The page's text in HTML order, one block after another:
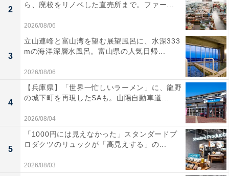
2
ら、廃校をリノベした直売所まで。ファー...
2026/08/06
3
立山連峰と富山湾を望む展望風呂に、水深333
mの海洋深層水風呂。富山県の人気日帰...
2026/08/06
4
【兵庫県】「世界一忙しいラーメン」に、龍野
の城下町を再現したSAも。山陽自動車道...
2026/08/04
5
「1000円には見えなかった」スタンダードプ
ロダクツのリュックが「高見えする」の...
2026/08/03